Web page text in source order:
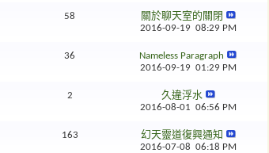
58
關於聊天室的關閉
2016-09-19 08:29 PM
36
Nameless Paragraph
2016-09-19 01:29 PM
2
久違浮水
2016-08-01 06:56 PM
163
幻天靈道復興通知
2016-07-08 06:18 PM